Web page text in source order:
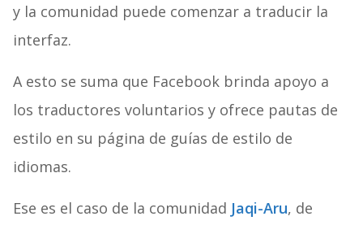
y la comunidad puede comenzar a traducir la
interfaz.
A esto se suma que Facebook brinda apoyo a
los traductores voluntarios y ofrece pautas de
estilo en su página de guías de estilo de
idiomas.
Ese es el caso de la comunidad Jaqi-Aru, de